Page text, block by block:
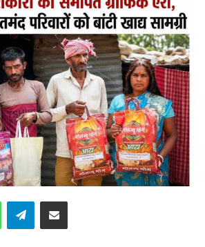
WhatsAppTelegramShare via Email